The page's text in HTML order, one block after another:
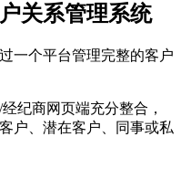
关系管理系统
一个平台管理完整的客户
纪商网页端充分整合，
户、潜在客户、同事或私